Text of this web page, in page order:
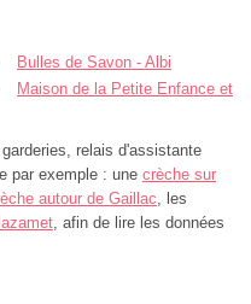
Bulles de Savon - Albi
Maison de la Petite Enfance et
relais d'assistante
par exemple : une crèche sur
autour de Gaillac , les
, afin de lire les données